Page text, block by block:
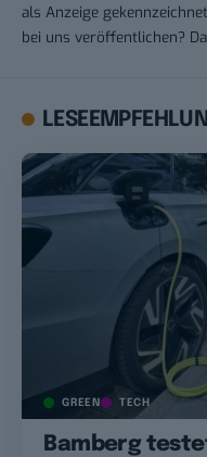
als Anzeige
bei uns veröffentlichen?
GREEN TECH
Bamberg